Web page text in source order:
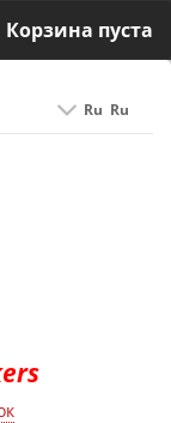
Ru Ru
Корзина пуста